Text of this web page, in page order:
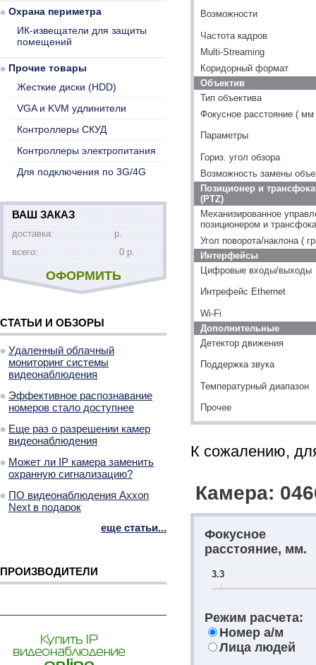
Возможности
Частота кадров
Multi-Streaming
Коридорный формат
Объектив
Тип объектива
Фокусное расстояние ( мм
Параметры
Гориз. угол обзора
Возможность замены
Позиционер и
(PTZ)
Механизированное
позиционером и
Угол поворота/наклона (
Интерфейсы
Цифровые входы/выходы
Интрефейс Ethernet
Wi-Fi
Дополнительные
Детектор движения
Поддержка звука
Температурный диапазон
Прочее
К сожалению,
Камера:
Фокусное
расстояние, мм.
3.3
Режим расчета:
Номер а/м
Лица людей
Охрана периметра
ИК-извещатели для защиты
помещений
Прочие товары
Жесткие диски (HDD)
VGA и KVM удлинители
Контроллеры СКУД
Контроллеры электропитания
Для подключения по 3G/4G
ВАШ ЗАКАЗ
доставка:
р.
всего:
0 р.
ОФОРМИТЬ
СТАТЬИ И ОБЗОРЫ
Удаленный облачный
мониторинг системы
видеонаблюдения
Эффективное распознавание
номеров стало доступнее
Еще раз о разрешении камер
видеонаблюдения
Может ли IP камера заменить
охранную сигнализацию?
ПО видеонаблюдения Axxon
Next в подарок
еще статьи...
ПРОИЗВОДИТЕЛИ